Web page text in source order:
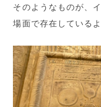
そのようなものが、
場面で存在している